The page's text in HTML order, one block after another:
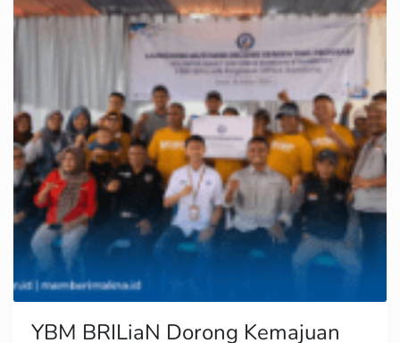
YBM BRILiaN Dorong Kemajuan